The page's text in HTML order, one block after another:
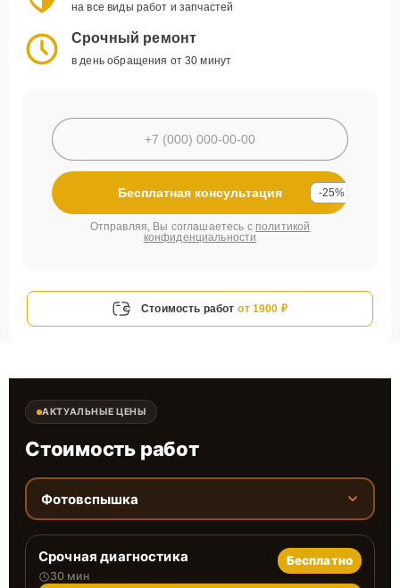
на все виды работ и запчастей
Срочный ремонт
в день обращения от 30 минут
Бесплатная консультация -25%
Отправляя, Вы соглашаетесь с политикой
конфиденциальности
Стоимость работ от 1900 ₽
АКТУАЛЬНЫЕ ЦЕНЫ
Стоимость работ
Фотовспышка
Срочная диагностика
30 мин
Бесплатно